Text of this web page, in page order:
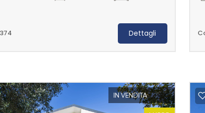
Dettagli
IN VENDITA